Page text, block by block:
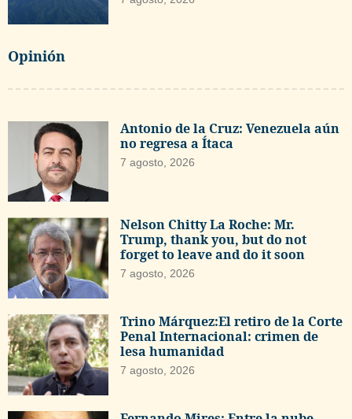
Opinión
Antonio de la Cruz: Venezuela aún
no regresa a Ítaca
7 agosto, 2026
Nelson Chitty La Roche: Mr.
Trump, thank you, but do not
forget to leave and do it soon
7 agosto, 2026
Trino Márquez:El retiro de la Corte
Penal Internacional: crimen de
lesa humanidad
7 agosto, 2026